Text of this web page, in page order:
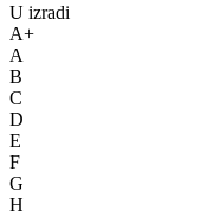
U izradi
A+
A
B
C
D
E
F
G
H